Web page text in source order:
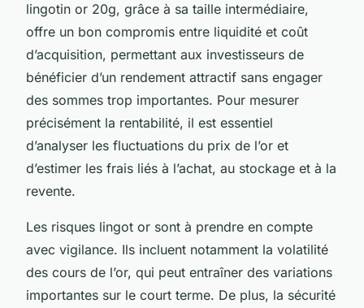
lingotin or 20g, grâce à sa taille intermédiaire,
offre un bon compromis entre liquidité et coût
d’acquisition, permettant aux investisseurs de
bénéficier d’un rendement attractif sans engager
des sommes trop importantes. Pour mesurer
précisément la rentabilité, il est essentiel
d’analyser les fluctuations du prix de l’or et
d’estimer les frais liés à l’achat, au stockage et à la
revente.
Les risques lingot or sont à prendre en compte
avec vigilance. Ils incluent notamment la volatilité
des cours de l’or, qui peut entraîner des variations
importantes sur le court terme. De plus, la sécurité